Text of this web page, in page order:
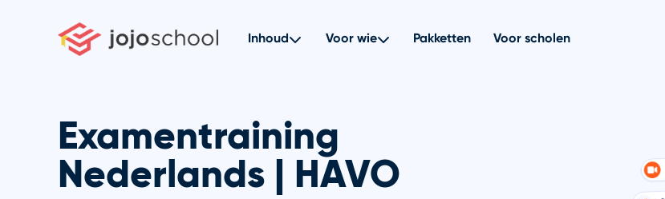
Inhoud Voor wie Pakketten Voor scholen
Examentraining
Nederlands | HAVO